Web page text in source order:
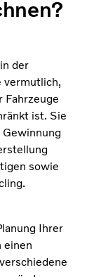
der
vermutlich,
Fahrzeuge
ist. Sie
Gewinnung
sowie
Ihrer
einen